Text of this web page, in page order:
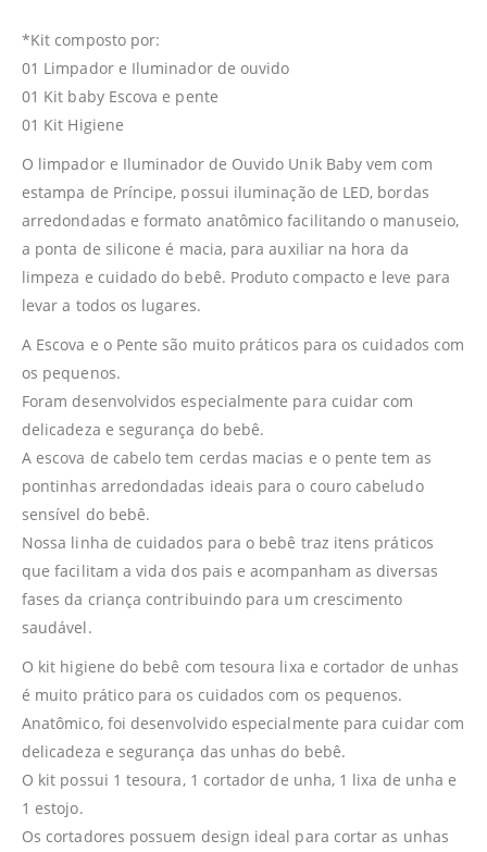
*Kit composto por:
01 Limpador e Iluminador de ouvido
01 Kit baby Escova e pente
01 Kit Higiene
O limpador e Iluminador de Ouvido Unik Baby vem com
estampa de Príncipe, possui iluminação de LED, bordas
arredondadas e formato anatômico facilitando o manuseio,
a ponta de silicone é macia, para auxiliar na hora da
limpeza e cuidado do bebê. Produto compacto e leve para
levar a todos os lugares.
A Escova e o Pente são muito práticos para os cuidados com
os pequenos.
Foram desenvolvidos especialmente para cuidar com
delicadeza e segurança do bebê.
A escova de cabelo tem cerdas macias e o pente tem as
pontinhas arredondadas ideais para o couro cabeludo
sensível do bebê.
Nossa linha de cuidados para o bebê traz itens práticos
que facilitam a vida dos pais e acompanham as diversas
fases da criança contribuindo para um crescimento
saudável.
O kit higiene do bebê com tesoura lixa e cortador de unhas
é muito prático para os cuidados com os pequenos.
Anatômico, foi desenvolvido especialmente para cuidar com
delicadeza e segurança das unhas do bebê.
O kit possui 1 tesoura, 1 cortador de unha, 1 lixa de unha e
1 estojo.
Os cortadores possuem design ideal para cortar as unhas